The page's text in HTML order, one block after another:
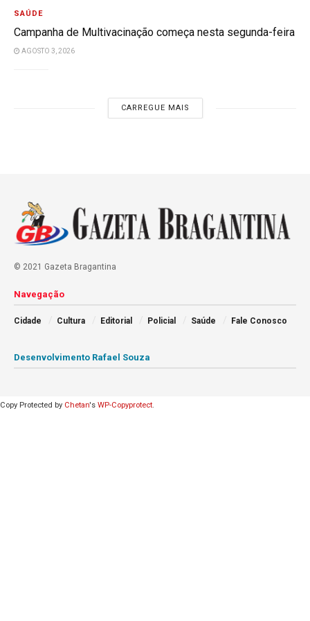
SAÚDE
Campanha de Multivacinação começa nesta segunda-feira
AGOSTO 3, 2026
CARREGUE MAIS
© 2021 Gazeta Bragantina
Navegação
Cidade Cultura Editorial Policial Saúde Fale Conosco
Desenvolvimento Rafael Souza
Copy Protected by Chetan's WP-Copyprotect.